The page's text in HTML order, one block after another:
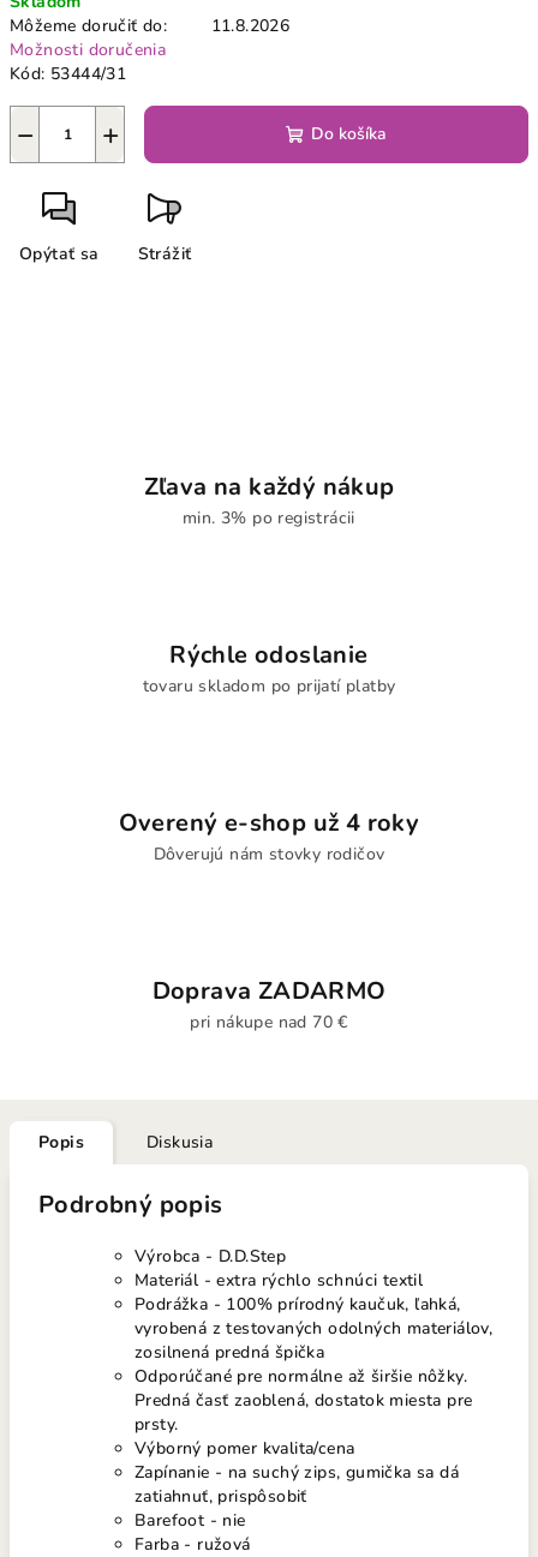
cena:
Môžeme doručiť do:
11.8.2026
Možnosti doručenia
Kód: 53444/31
+
− Do košíka
Opýtať sa Strážiť
Zľava na každý nákup
min. 3% po registrácii
Rýchle odoslanie
tovaru skladom po prijatí platby
Overený e-shop už 4 roky
Dôverujú nám stovky rodičov
Doprava ZADARMO
pri nákupe nad 70 €
Popis Diskusia
Podrobný popis
Výrobca - D.D.Step
Materiál - extra rýchlo schnúci textil
Podrážka - 100% prírodný kaučuk, ľahká,
vyrobená z testovaných odolných materiálov,
zosilnená predná špička
Odporúčané pre normálne až širšie nôžky.
Predná časť zaoblená, dostatok miesta pre
prsty.
Výborný pomer kvalita/cena
Zapínanie - na suchý zips, gumička sa dá
zatiahnuť, prispôsobiť
Barefoot - nie
Farba - ružová